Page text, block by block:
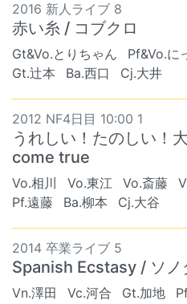
2016 新人ライブ 8
赤い糸 / コブクロ
Gt&Vo.とりちゃん Pf&Vo.に
Gt.辻本
Ba.西口 Cj.大井
2012 NF4日目 10:00 1
うれしい！たのしい！
come true
Vo.相川 Vo.東江 Vo.斎藤
Pf.遠藤
Ba.柳本 Cj.大谷
2014 卒業ライブ 5
Spanish Ecstasy / ソノ
Vn.澤田 Vc.河合 Gt.加地